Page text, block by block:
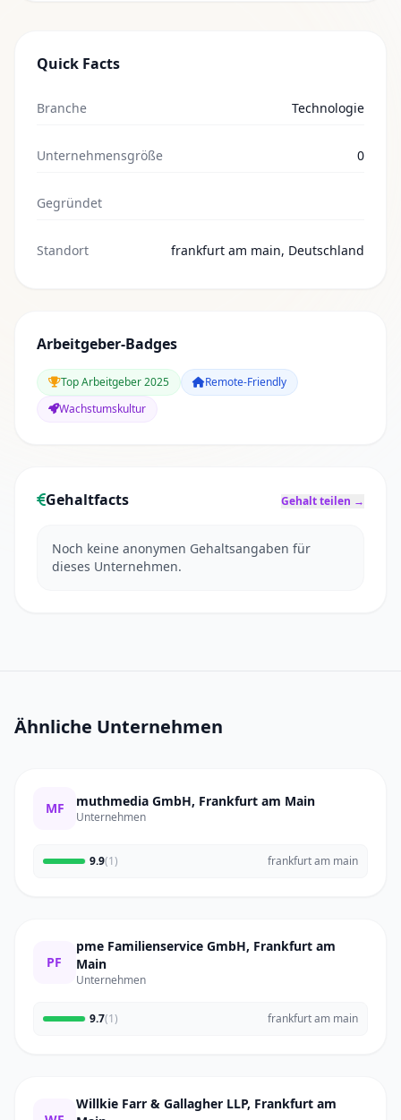
Quick Facts
Branche Technologie
Unternehmensgröße 0
Gegründet
Standort frankfurt am main, Deutschland
Arbeitgeber-Badges
Top Arbeitgeber 2025
Remote-Friendly
Wachstumskultur
Gehaltfacts Gehalt teilen →
Noch keine anonymen Gehaltsangaben für
dieses Unternehmen.
Ähnliche Unternehmen
MF muthmedia GmbH, Frankfurt am Main
Unternehmen
9.9(1) frankfurt am main
PF
pme Familienservice GmbH, Frankfurt am
Main
Unternehmen
9.7(1) frankfurt am main
Willkie Farr & Gallagher LLP, Frankfurt am